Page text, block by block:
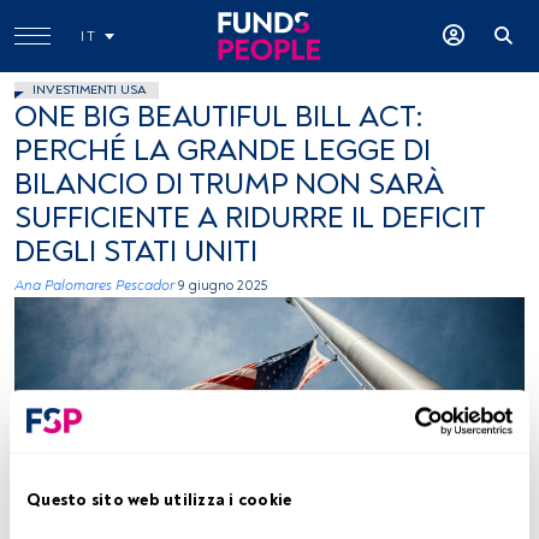
Questo sito web utilizza i cookie
IT
INVESTIMENTI USA
ONE BIG BEAUTIFUL BILL ACT:
PERCHÉ LA GRANDE LEGGE DI
BILANCIO DI TRUMP NON SARÀ
SUFFICIENTE A RIDURRE IL DEFICIT
DEGLI STATI UNITI
Ana Palomares Pescador 9 giugno 2025
Jonathan Simcoe, immagine concessa (Unsplash)